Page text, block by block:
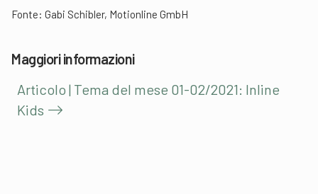
Fonte: Gabi Schibler, Motionline GmbH
Maggiori informazioni
Articolo | Tema del mese 01-02/2021: Inline
Kids